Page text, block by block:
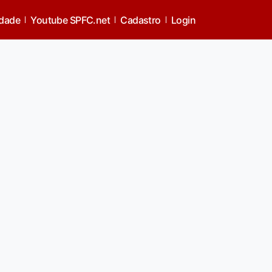
Costa e pediu pra ser
Youtube SPFC.net Cadastro Login